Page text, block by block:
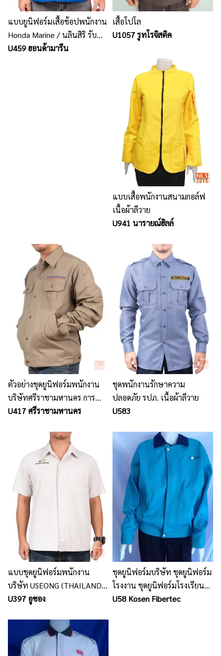
แบบยูนิฟอร์มเสื้อช้อปพนักงาน
Honda Marine / นลินสิริ รับ
ผลิต รับตัดเสื้อช้อป uniform
U459 ฮอนด้ามารีน
เสื้อโปโล
U1057 รูทโรจิสติค
แบบเสื้อพนักงานสนามกอล์ฟ
เนื้อผ้าลีวาย
U941 นารายณ์ฮิลล์
ตัวอย่างชุดยูนิฟอร์มพนักงาน
บริษัทศรีราชามหานคร การ
ก่อสร้างและโยธา
U417 ศรีราชามหานคร
ชุดพนักงานรักษาความ
ปลอดภัย รปภ. เนื้อผ้าลีวาย
U583
แบบชุดยูนิฟอร์มพนักงาน
บริษัท USEONG (THAILAND)
/ นลินสิริ รับตัดชุดฟอร์ม
U397 อูซอง
ชุดยูนิฟอร์มบริษัท ชุดยูนิฟอร์ม
โรงงาน ชุดยูนิฟอร์มโรงเรียน
นลินสิริ ชลบุรี
U58 Kosen Fibertec